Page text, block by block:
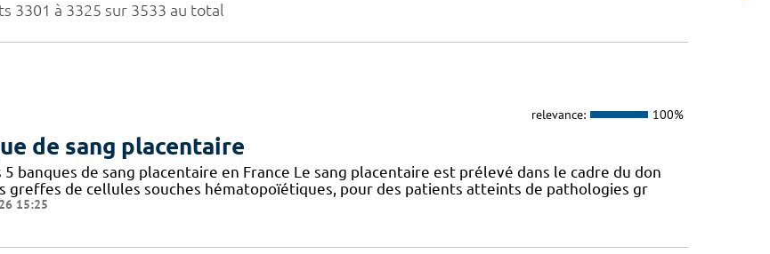
3301 à 3325 sur 3533 au total
relevance: 100%
de sang placentaire
5 banques de sang placentaire en France Le sang placentaire est prélevé dans le cadre du don
greffes de cellules souches hématopoïétiques, pour des patients atteints de pathologies gr
15:25